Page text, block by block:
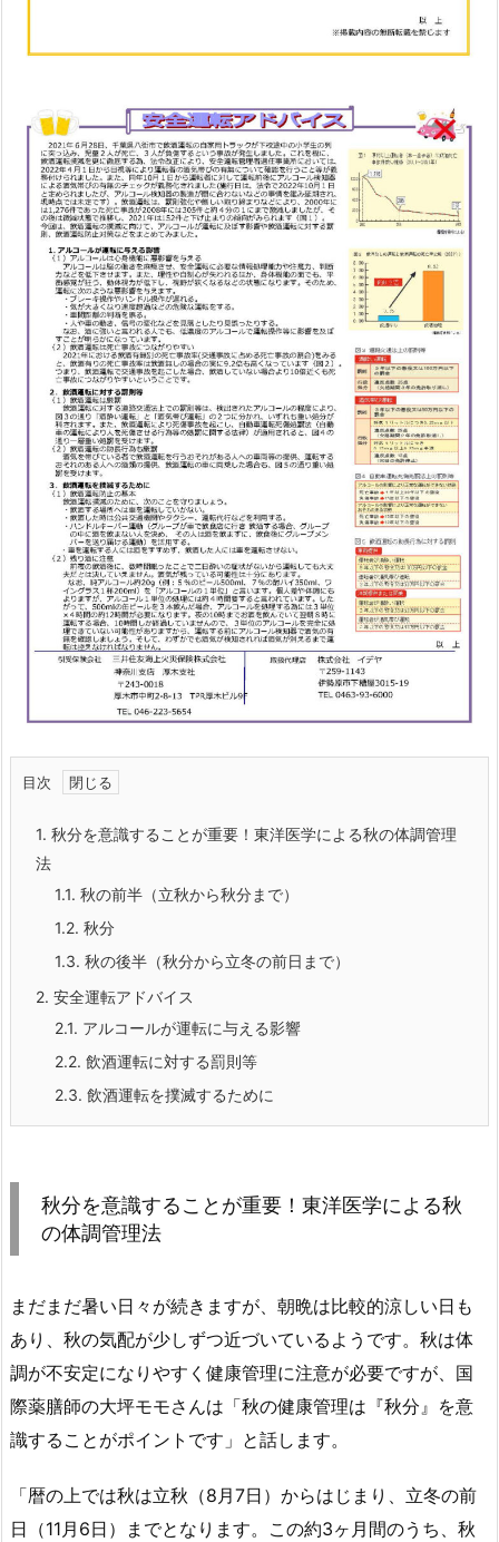
目次
1. 秋分を意識することが重要！東洋医学による秋の体調管理
法
1.1. 秋の前半（立秋から秋分まで）
1.2. 秋分
1.3. 秋の後半（秋分から立冬の前日まで）
2. 安全運転アドバイス
2.1. アルコールが運転に与える影響
2.2. 飲酒運転に対する罰則等
2.3. 飲酒運転を撲滅するために
秋分を意識することが重要！東洋医学による秋
の体調管理法
まだまだ暑い日々が続きますが、朝晩は比較的涼しい日も
あり、秋の気配が少しずつ近づいているようです。秋は体
調が不安定になりやすく健康管理に注意が必要ですが、国
際薬膳師の大坪モモさんは「秋の健康管理は『秋分』を意
識することがポイントです」と話します。
「暦の上では秋は立秋（8月7日）からはじまり、立冬の前
日（11月6日）までとなります。この約3ヶ月間のうち、秋